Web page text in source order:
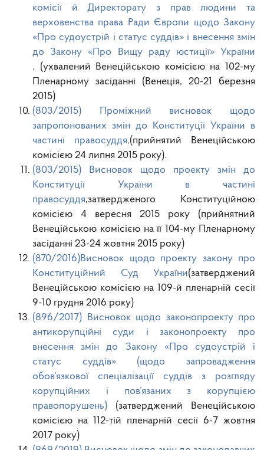
комісії й Директорату з прав людини та
верховенства права Ради Європи щодо Закону
«Про судоустрій і статус суддів» і внесення змін
до Закону «Про Вищу раду юстиції» України
, (ухвалений Венеційською комісією на 102-му
Пленарному засіданні (Венеція, 20-21 березня
2015)
(803/2015) Проміжний висновок щодо
запропонованих змін до Конституції України в
частині правосуддя,(прийнятий Венеційською
комісією 24 липня 2015 року).
(803/2015) Висновок щодо проекту змін до
Конституції України в частині
правосуддя,затвердженого Конституційною
комісією 4 вересня 2015 року (прийнятний
Венеційською комісією на її 104-му Пленарному
засіданні 23-24 жовтня 2015 року)
(870/2016)Висновок щодо проекту закону про
Конституційний Суд України(затверджений
Венеційською комісією на 109-й пленарній сесії
9-10 грудня 2016 року)
(896/2017) Висновок щодо законопроекту про
антикорупційні суди і законопроекту про
внесення змін до Закону «Про судоустрій і
статус суддів» (щодо запровадження
обов’язкової спеціалізації суддів з розгляду
корупційних і пов’язаних з корупцією
правопорушень) (затверджений Венеційською
комісією на 112-тій пленарній сесії 6-7 жовтня
2017 року)